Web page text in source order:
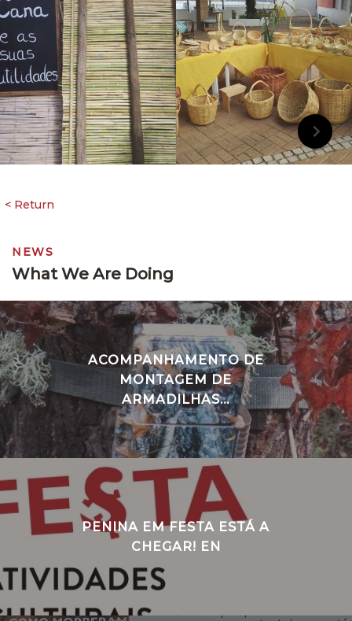
NEWS
What We Are Doing
ACOMPANHAMENTO DE
MONTAGEM DE
ARMADILHAS...
PENINA EM FESTA ESTÁ A
CHEGAR! EN